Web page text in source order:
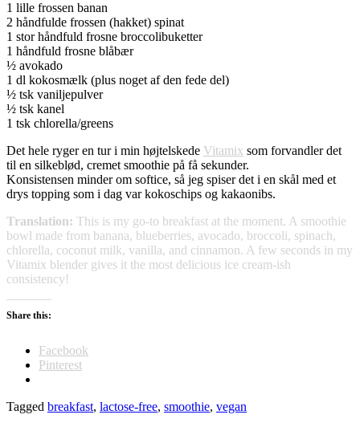
1 lille frossen banan
2 håndfulde frossen (hakket) spinat
1 stor håndfuld frosne broccolibuketter
1 håndfuld frosne blåbær
½ avokado
1 dl kokosmælk (plus noget af den fede del)
½ tsk vaniljepulver
½ tsk kanel
1 tsk chlorella/greens
Det hele ryger en tur i min højtelskede Vitamix som forvandler det
til en silkeblød, cremet smoothie på få sekunder.
Konsistensen minder om softice, så jeg spiser det i en skål med et
drys topping som i dag var kokoschips og kakaonibs.
Translation: This is my go-to breakfast at the moment. A smoothie
bowl made from banana, blueberries, avocado, broccoli, spinach,
chlorella, coconut milk, vanilla, and cinnamon. A few seconds in my
Vitamix blender gives it the most delicious ice cream-ish
consistency!
Share this:
Facebook
Pinterest
Tagged breakfast, lactose-free, smoothie, vegan